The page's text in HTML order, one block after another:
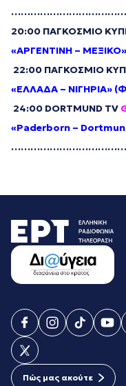
20:00 ΠΑΓΚΟΣΜΙΟ
«ΑΡΓΕΝΤΙΝΗ –
22:00 ΠΑΓΚΟΣΜΙΟ
«ΕΛΛΑΔΑ – ΝΙΓΗΡΙΑ»
24:00 DORTMUND TV
«Paderborn –
Πώς μας ακούτε